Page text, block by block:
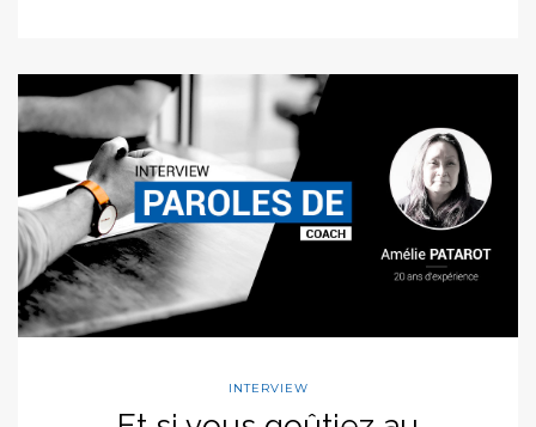
INTERVIEW